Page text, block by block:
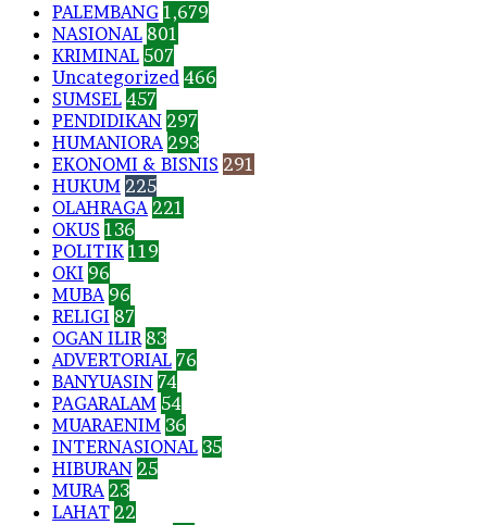
PALEMBANG 1,679
NASIONAL 801
KRIMINAL 507
Uncategorized 466
SUMSEL 457
PENDIDIKAN 297
HUMANIORA 293
EKONOMI & BISNIS 291
HUKUM 225
OLAHRAGA 221
OKUS 136
POLITIK 119
OKI 96
MUBA 96
RELIGI 87
OGAN ILIR 83
ADVERTORIAL 76
BANYUASIN 74
PAGARALAM 54
MUARAENIM 36
INTERNASIONAL 35
HIBURAN 25
MURA 23
LAHAT 22